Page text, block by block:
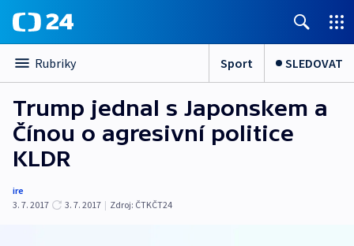
Rubriky Sport SLEDOVAT
Trump jednal s Japonskem a
Čínou o agresivní politice
KLDR
ire
3. 7. 2017
3. 7. 2017 | Zdroj: ČTKČT24